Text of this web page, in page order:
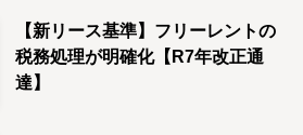
【新リース基準】フリーレントの
税務処理が明確化【R7年改正通
達】